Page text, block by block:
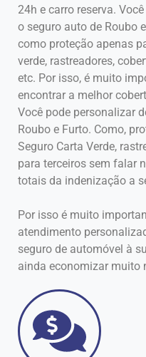
24h e carro reserva.
o seguro auto de Roubo
como proteção apenas
verde, rastreadores,
etc. Por isso, é muito
encontrar a melhor
Você pode personalizar
Roubo e Furto. Como,
Seguro Carta Verde,
para terceiros sem falar
totais da indenização a
Por isso é muito
atendimento
seguro de automóvel à
ainda economizar muito